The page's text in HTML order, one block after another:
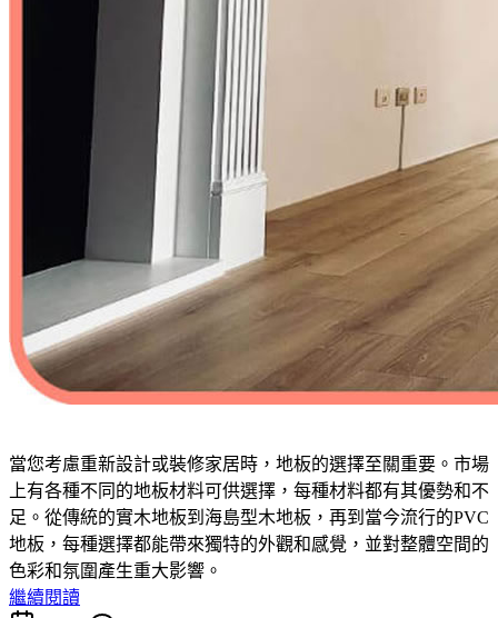
當您考慮重新設計或裝修家居時，地板的選擇至關重要。市場
上有各種不同的地板材料可供選擇，每種材料都有其優勢和不
足。從傳統的實木地板到海島型木地板，再到當今流行的PVC
地板，每種選擇都能帶來獨特的外觀和感覺，並對整體空間的
色彩和氛圍產生重大影響。
繼續閱讀